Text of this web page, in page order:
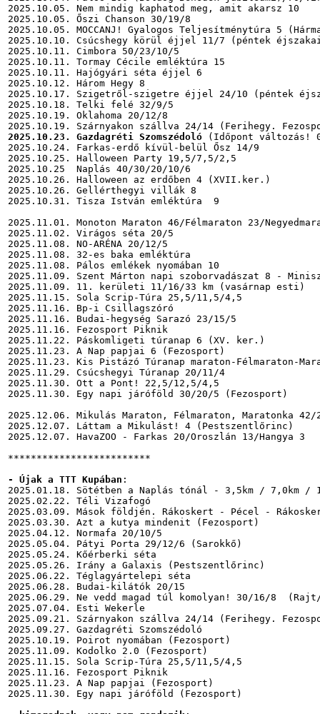
2025.10.05. Nem mindig kaphatod meg, amit akarsz 10
2025.10.05. Őszi Chanson 30/19/8
2025.10.05. MOCCANJ! Gyalogos Teljesítménytúra 5
2025.10.10. Csúcshegy körül éjjel 11/7 (péntek
2025.10.11. Cimbora 50/23/10/5
2025.10.11. Tormay Cécile emléktúra 15
2025.10.11. Hajógyári séta éjjel 6
2025.10.12. Három Hegy 8
2025.10.17. Szigetről-szigetre éjjel 24/10 (péntek
2025.10.18. Telki felé 32/9/5
2025.10.19. Oklahoma 20/12/8
2025.10.23. Gazdagréti Szomszédoló (Időpont változás!
2025.10.24. Farkas-erdő kívül-belül Ősz 14/9
2025.10.25. Halloween Party 19,5/7,5/2,5
2025.10.25  Naplás 40/30/20/10/6
2025.10.26. Halloween az erdőben 4 (XVII.ker.)
2025.10.26. Gellérthegyi villák 8
2025.10.31. Tisza István emléktúra  9
2025.11.01. Monoton Maraton 46/Félmaraton 23/
2025.11.02. Virágos séta 20/5
2025.11.08. NO-ARÉNA 20/12/5
2025.11.08. 32-es baka emléktúra
2025.11.08. Pálos emlékek nyomában 10
2025.11.09. Szent Márton napi szoborvadászat 8 -
2025.11.09. 11. kerületi 11/16/33 km (vasárnap esti)
2025.11.15. Sola Scrip-Túra 25,5/11,5/4,5
2025.11.16. Bp-i Csillagszóró
2025.11.16. Budai-hegység Sarazó 23/15/5
2025.11.16. Fezosport Piknik
2025.11.22. Páskomligeti túranap 6 (XV. ker.)
2025.11.23. A Nap papjai 6 (Fezosport)
2025.11.23. Kis Pistázó Túranap maraton-Félmaraton-
2025.11.29. Csúcshegyi Túranap 20/11/4
2025.11.30. Ott a Pont! 22,5/12,5/4,5
2025.11.30. Egy napi járóföld 30/20/5 (Fezosport)
2025.12.06. Mikulás Maraton, Félmaraton, Maratonka 42/
2025.12.07. Láttam a Mikulást! 4 (Pestszentlőrinc)
2025.12.07. HavaZOO - Farkas 20/Oroszlán 13/Hangya 3
*************************
- Újak a TTT Kupában :
2025.01.18. Sötétben a Naplás tónál - 3,5km / 7,0km
2025.02.22. Téli Vizafogó
2025.03.09. Mások földjén. Rákoskert - Pécel -
2025.03.30. Azt a kutya mindenit (Fezosport)
2025.04.12. Normafa 20/10/5
2025.05.04. Pátyi Porta 29/12/6 (Sarokkő)
2025.05.24. Kőérberki séta
2025.05.26. Irány a Galaxis (Pestszentlőrinc)
2025.06.22. Téglagyártelepi séta
2025.06.28. Budai-kilátók 20/15
2025.06.29. Ne vedd magad túl komolyan! 30/16/8
2025.07.04. Esti Wekerle
2025.09.21. Szárnyakon szállva 24/14 (Ferihegy.
2025.09.27. Gazdagréti Szomszédoló
2025.10.19. Poirot nyomában (Fezosport)
2025.11.09. Kodolko 2.0 (Fezosport)
2025.11.15. Sola Scrip-Túra 25,5/11,5/4,5
2025.11.16. Fezosport Piknik
2025.11.23. A Nap papjai (Fezosport)
2025.11.30. Egy napi járóföld (Fezosport)